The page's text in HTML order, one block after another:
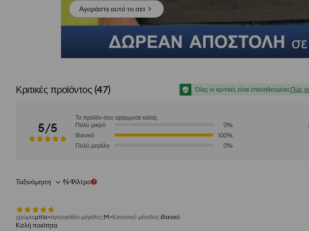
Αγοράστε αυτό το σετ
Κριτικές προϊόντος (47) Όλες οι κριτικές είναι επαληθευμένεςΠώς
5/5
Το προϊόν σου εφάρμοσε καλά;
Πολύ μικρό
0%
Ιδανικό
100%
Πολύ μεγάλο
0%
Ταξινόμηση Φίλτρο 1
χρώμα:μπλε αγορασθέν μέγεθος:M Κανονικό μέγεθος:Ιδανικό
Καλή ποιότητα